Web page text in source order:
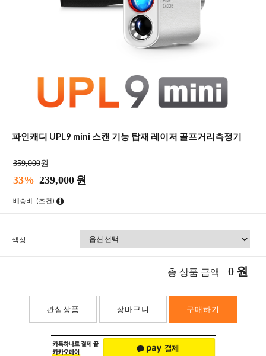
파인캐디 UPL9 mini 스캔 기능 탑재 레이저 골프거리측정기
359,000원
33% 239,000 원
배송비 (조건)
색상
총 상품 금액 0 원
관심상품 장바구니 구매하기